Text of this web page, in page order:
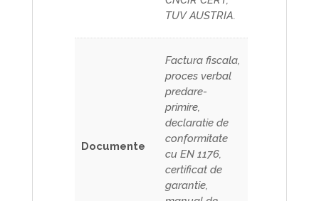
TUV AUSTRIA.
Documente
Factura fiscala,
proces verbal
predare-
primire,
declaratie de
conformitate
cu EN 1176,
certificat de
garantie,